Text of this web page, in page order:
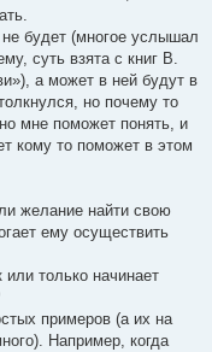
будет (многое услышал
суть взята с книг В.
а может в ней будут в
но почему то
мне поможет понять, и
кому то поможет в этом
желание найти свою
ему осуществить
только начинает
примеров (а их на
Например, когда